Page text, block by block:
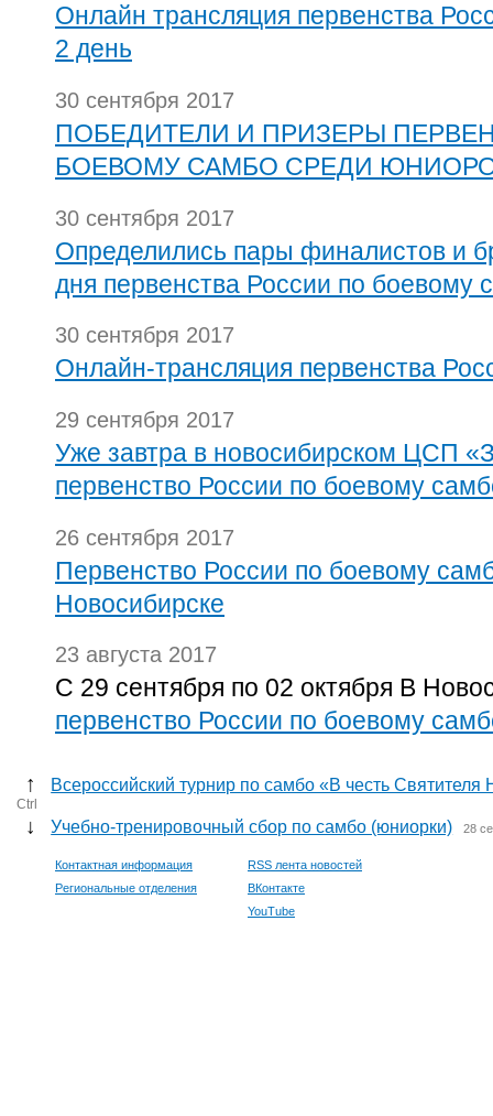
Онлайн трансляция первенства
2 день
30 сентября 2017
ПОБЕДИТЕЛИ И ПРИЗЕРЫ
БОЕВОМУ САМБО СРЕДИ
30 сентября 2017
Определились пары финалистов и
дня первенства России по боевому
30 сентября 2017
Онлайн-трансляция первенства
29 сентября 2017
Уже завтра в новосибирском ЦСП
первенство России по боевому
26 сентября 2017
Первенство России по боевому
Новосибирске
23 августа 2017
С 29 сентября по 02 октября В
первенство России по боевому
↑ Всероссийский турнир по самбо «В честь
Ctrl
↓ Учебно-тренировочный сбор по самбо (юниорки) 28
Контактная информация
Региональные отделения
RSS лента новостей
ВКонтакте
YouTube